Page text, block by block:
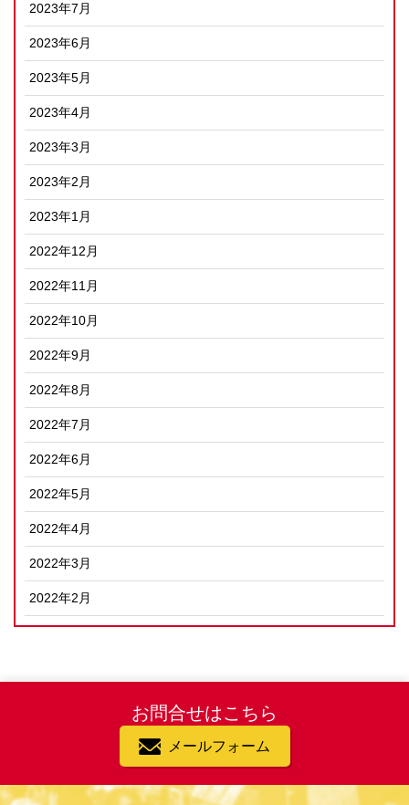
2023年7月
2023年6月
2023年5月
2023年4月
2023年3月
2023年2月
2023年1月
2022年12月
2022年11月
2022年10月
2022年9月
2022年8月
2022年7月
2022年6月
2022年5月
2022年4月
2022年3月
2022年2月
お問合せはこちら
メールフォーム